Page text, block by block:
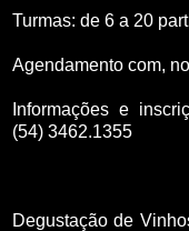
Turmas: de 6 a 20
Agendamento com,
Informações e
(54) 3462.1355
Degustação de